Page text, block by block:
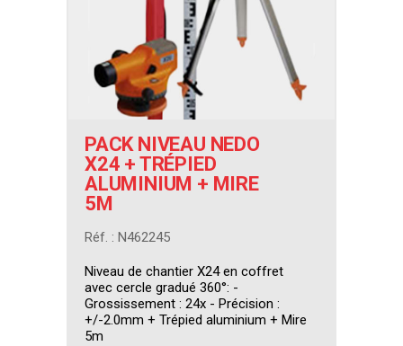
PACK NIVEAU NEDO
X24 + TRÉPIED
ALUMINIUM + MIRE
5M
Réf. : N462245
Niveau de chantier X24 en coffret
avec cercle gradué 360°: -
Grossissement : 24x - Précision :
+/-2.0mm + Trépied aluminium + Mire
5m